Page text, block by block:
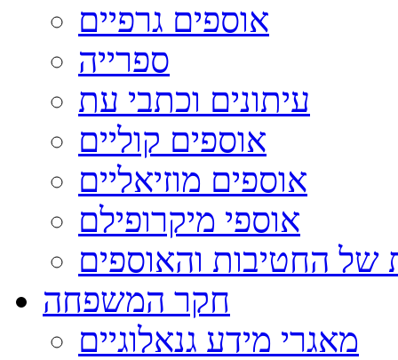
אוספים גרפיים
ספרייה
עיתונים וכתבי עת
אוספים קוליים
אוספים מוזיאליים
אוספי מיקרופילם
של החטיבות והאוספים
חקר המשפחה
מאגרי מידע גנאלוגיים